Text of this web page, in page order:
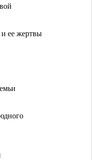
ее жертвы